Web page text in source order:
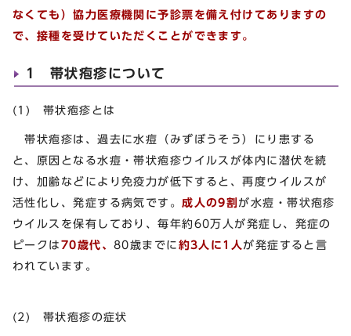
なくても）協力医療機関に予診票を備え付けてありますの
で、 接種を受けていただくことができます。
1 帯状疱疹について
(1) 帯状疱疹とは
帯状疱疹は、過去に水痘（みずぼうそう）にり患する
と、原因となる水痘・帯状疱疹ウイルスが体内に潜伏を続
け、加齢などにより免疫力が低下すると、再度ウイルスが
活性化し、発症する病気です。成人の9割 が水痘・帯状疱疹
ウイルスを保有しており、毎年約60万人が発症し、発症の
ピークは 70歳代、 80歳までに 約3人に1人 が発症すると言
われています。
(2) 帯状疱疹の症状